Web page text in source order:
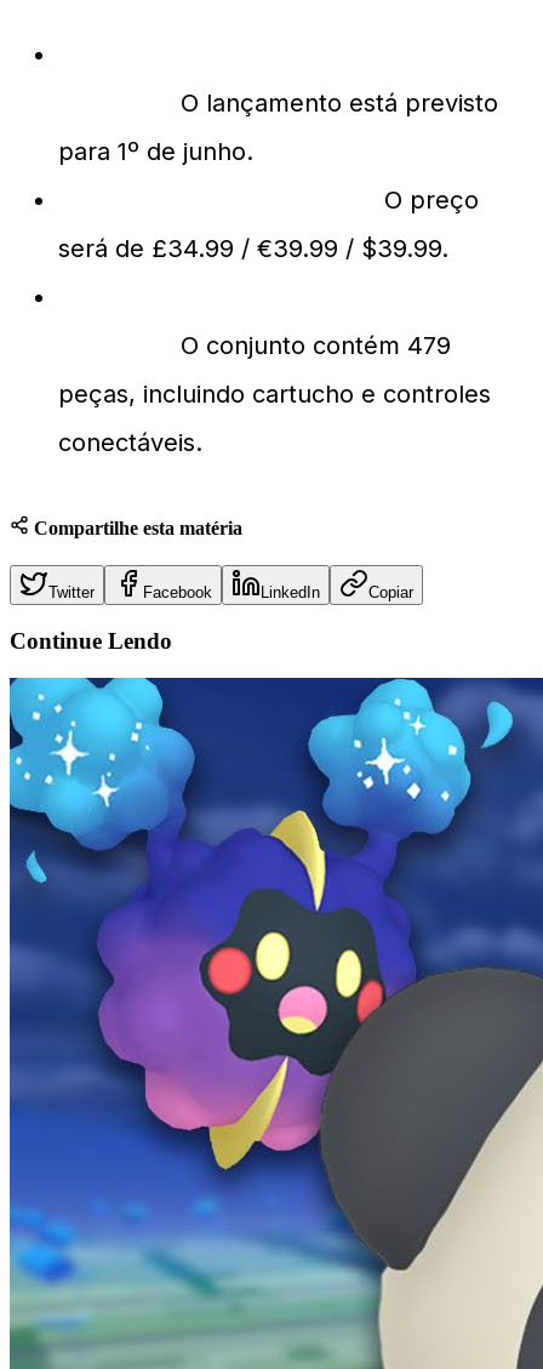
O lançamento está previsto
para 1º de junho.
O preço
será de £34.99 / €39.99 / $39.99.
O conjunto contém 479
peças, incluindo cartucho e controles
conectáveis.
Compartilhe esta matéria
Twitter Facebook LinkedIn Copiar
Continue Lendo